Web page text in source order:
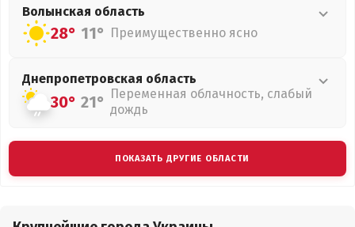
Волынская область
28° 11° Преимущественно ясно
Днепропетровская область
30° 21° Переменная облачность, слабый
дождь
ПОКАЗАТЬ ДРУГИЕ ОБЛАСТИ